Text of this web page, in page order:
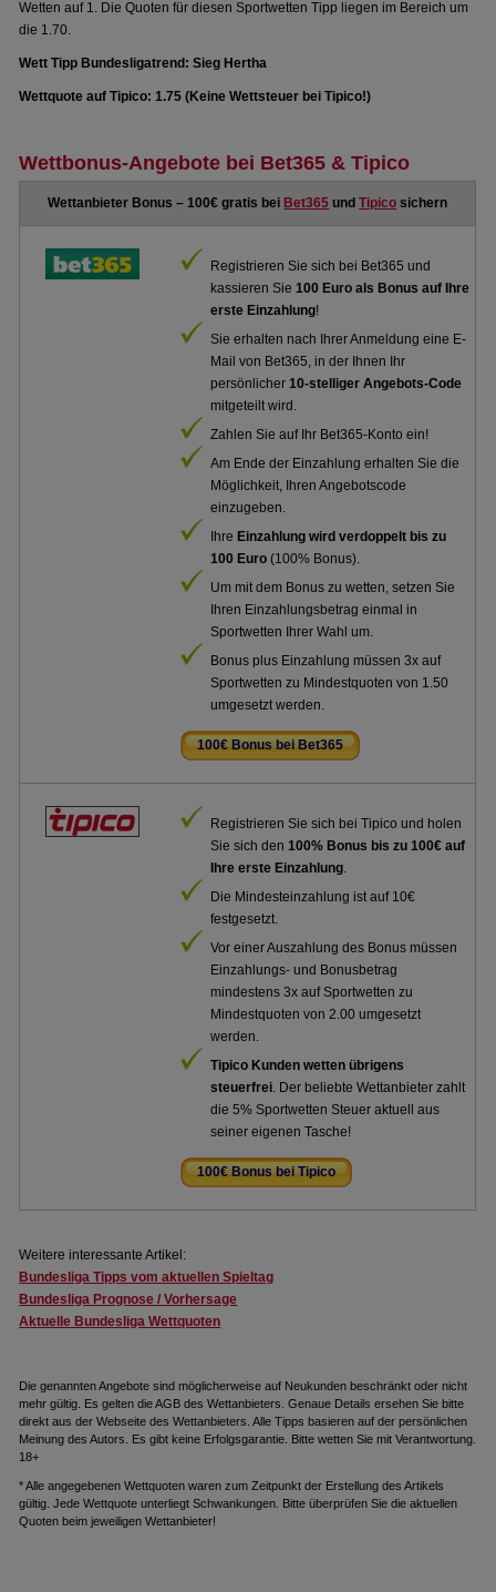
Wetten auf 1. Die Quoten für diesen Sportwetten Tipp liegen im Bereich um
die 1.70.
Wett Tipp Bundesligatrend: Sieg Hertha
Wettquote auf Tipico: 1.75 (Keine Wettsteuer bei Tipico!)
Wettbonus-Angebote bei Bet365 & Tipico
Wettanbieter Bonus – 100€ gratis bei Bet365 undTipico sichern
Registrieren Sie sich bei Bet365 und
kassieren Sie100 Euro als Bonus auf Ihre
erste Einzahlung!
Sie erhalten nach Ihrer Anmeldung eine E-
Mail von Bet365, in der Ihnen Ihr
persönlicher10-stelliger Angebots-Code
mitgeteilt wird.
Zahlen Sie auf Ihr Bet365-Konto ein!
Am Ende der Einzahlung erhalten Sie die
Möglichkeit, Ihren Angebotscode
einzugeben.
Ihre Einzahlung wird verdoppelt bis zu
100 Euro (100% Bonus).
Um mit dem Bonus zu wetten, setzen Sie
Ihren Einzahlungsbetrag einmal in
Sportwetten Ihrer Wahl um.
Bonus plus Einzahlung müssen 3x auf
Sportwetten zu Mindestquoten von 1.50
umgesetzt werden.
100€ Bonus bei Bet365
Registrieren Sie sich bei Tipico und holen
Sie sich den100% Bonus bis zu 100€ auf
Ihre erste Einzahlung.
Die Mindesteinzahlung ist auf 10€
festgesetzt.
Vor einer Auszahlung des Bonus müssen
Einzahlungs- und Bonusbetrag
mindestens 3x auf Sportwetten zu
Mindestquoten von 2.00 umgesetzt
werden.
Tipico Kunden wetten übrigens
steuerfrei. Der beliebte Wettanbieter zahlt
die 5% Sportwetten Steuer aktuell aus
seiner eigenen Tasche!
100€ Bonus bei Tipico
Weitere interessante Artikel:
Bundesliga Tipps vom aktuellen Spieltag
Bundesliga Prognose / Vorhersage
Aktuelle Bundesliga Wettquoten
Die genannten Angebote sind möglicherweise auf Neukunden beschränkt oder nicht
mehr gültig. Es gelten die AGB des Wettanbieters. Genaue Details ersehen Sie bitte
direkt aus der Webseite des Wettanbieters. Alle Tipps basieren auf der persönlichen
Meinung des Autors. Es gibt keine Erfolgsgarantie. Bitte wetten Sie mit Verantwortung.
18+
* Alle angegebenen Wettquoten waren zum Zeitpunkt der Erstellung des Artikels
gültig. Jede Wettquote unterliegt Schwankungen. Bitte überprüfen Sie die aktuellen
Quoten beim jeweiligen Wettanbieter!